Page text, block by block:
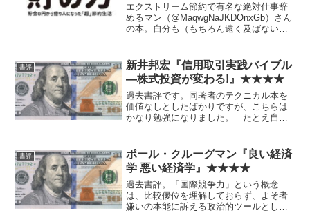
エクストリーム節約で有名な絶対仕事辞
めるマン（@MaqwgNaJKDOnxGb）さん
の本。自分も（もちろん遠く及ばない
十分で、実際に役に立ちそうなところ、
反面教師的に役...
書評
新井邦宏『信用取引実践バイブル
―株式投資が変わる!』★★★★
過去書評です。同著者のテクニカル本を
価値なしとしたばかりですが、こちらは
かなり勉強になりました。 たとえ自分
いということがよくわかります。 ただ
しタイトルは煽りと割り切...
書評
ポール・クルーグマン『良い経済
学 悪い経済学』★★★★
過去書評。「国際競争力」という概念
は、比較優位を理解しておらず、よそ者
嫌いの本能に訴える政治的ツールとして